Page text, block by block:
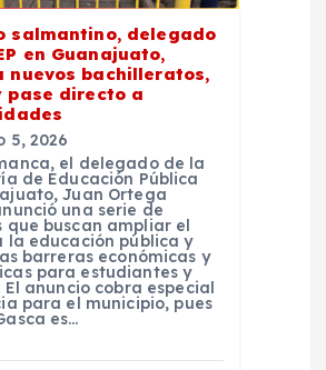
salmantino, delegado
en Guanajuato,
nuevos bachilleratos,
pase directo a
5, 2026
el delegado de la
de Educación Pública
Juan Ortega
una serie de
que buscan ampliar el
la educación pública y
barreras económicas y
para estudiantes y
anuncio cobra especial
para el municipio, pues
es…